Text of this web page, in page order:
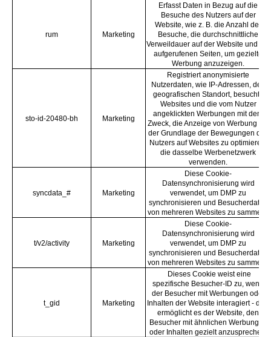
rum Marketing
Erfasst Daten in Bezug auf die
Besuche des Nutzers auf der
Website, wie z. B. die Anzahl der
Besuche, die durchschnittliche
Verweildauer auf der Website und die
aufgerufenen Seiten, um gezielte
Werbung anzuzeigen.
sto-id-20480-bh Marketing
Registriert anonymisierte
Nutzerdaten, wie IP-Adressen, den
geografischen Standort, besuchte
Websites und die vom Nutzer
angeklickten Werbungen mit dem
Zweck, die Anzeige von Werbung auf
der Grundlage der Bewegungen des
Nutzers auf Websites zu optimieren,
die dasselbe Werbenetzwerk
verwenden.
syncdata_# Marketing
Diese Cookie-
Datensynchronisierung wird
verwendet, um DMP zu
synchronisieren und Besucherdaten
von mehreren Websites zu sammeln.
t/v2/activity Marketing
Diese Cookie-
Datensynchronisierung wird
verwendet, um DMP zu
synchronisieren und Besucherdaten
von mehreren Websites zu sammeln.
t_gid Marketing
Dieses Cookie weist eine
spezifische Besucher-ID zu, wenn
der Besucher mit Werbungen oder
Inhalten der Website interagiert - dies
ermöglicht es der Website, den
Besucher mit ähnlichen Werbungen
oder Inhalten gezielt anzusprechen.